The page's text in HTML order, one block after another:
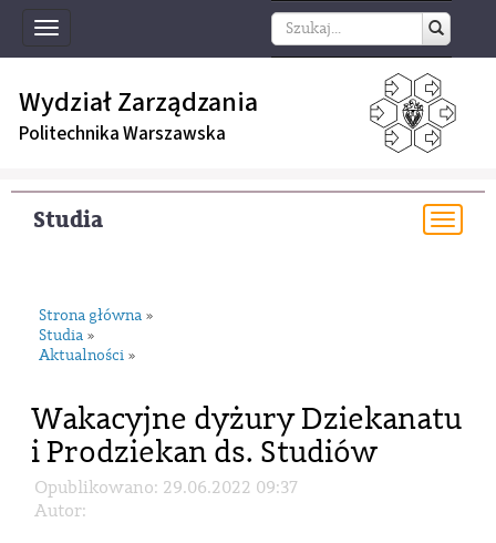
Toggle
navigation
Wydział Zarządzania
Politechnika Warszawska
Studia
Strona główna »
Studia »
Aktualności »
Wakacyjne dyżury Dziekanatu
i Prodziekan ds. Studiów
Opublikowano: 29.06.2022 09:37
Autor: